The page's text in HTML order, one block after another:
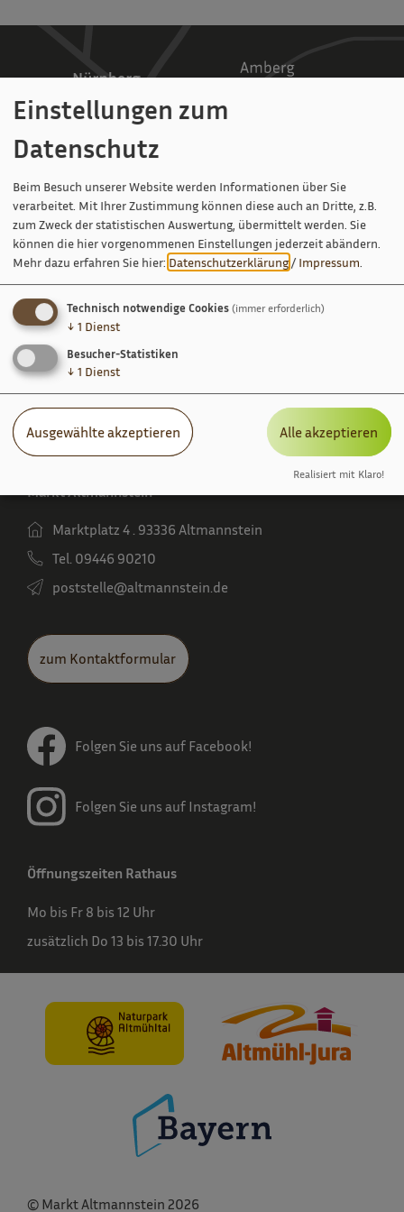
Markt Altmannstein
Marktplatz 4 . 93336 Altmannstein
Tel. 09446 90210
poststelle­@altmannstein.de
zum Kontaktformular
Folgen Sie uns auf Facebook!
Folgen Sie uns auf Instagram!
Öffnungszeiten Rathaus
Mo bis Fr 8 bis 12 Uhr
zusätzlich Do 13 bis 17.30 Uhr
© Markt Altmannstein 2026
Einstellungen zum
Datenschutz
Beim Besuch unserer Website werden Informationen über Sie
verarbeitet. Mit Ihrer Zustimmung können diese auch an Dritte, z.B.
zum Zweck der statistischen Auswertung, übermittelt werden. Sie
können die hier vorgenommenen Einstellungen jederzeit abändern.
Mehr dazu erfahren Sie hier: Datenschutzerklärung/ Impressum
Technisch notwendige Cookies (immer erforderlich)
↓ 1 Dienst
Besucher-Statistiken
↓ 1 Dienst
Ausgewählte akzeptieren Alle akzeptieren
Realisiert mit Klaro!